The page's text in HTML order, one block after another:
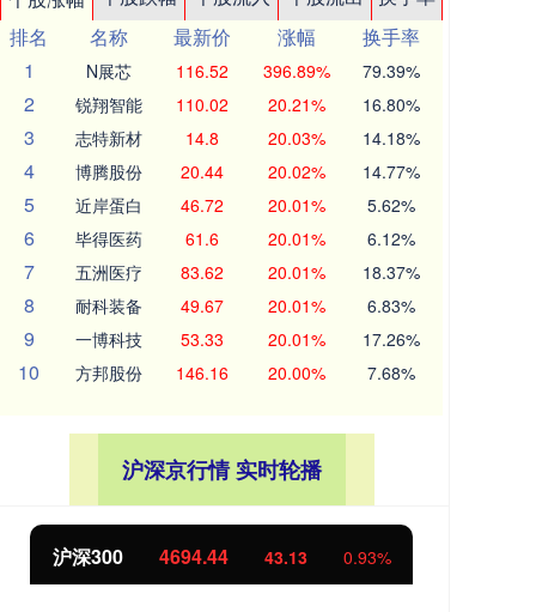
排名
名称 最新价 涨幅
换手率
1
N展芯 116.52 396.89% 79.39%
2 锐翔智能 110.02 20.21% 16.80%
3 志特新材 14.8 20.03% 14.18%
4 博腾股份 20.44 20.02% 14.77%
5 近岸蛋白 46.72 20.01% 5.62%
6 毕得医药 61.6 20.01% 6.12%
7 五洲医疗 83.62 20.01% 18.37%
8 耐科装备 49.67 20.01% 6.83%
9 一博科技 53.33 20.01% 17.26%
10 方邦股份 146.16 20.00% 7.68%
沪深京行情 实时轮播
沪深300 4694.44 43.13 0.93%